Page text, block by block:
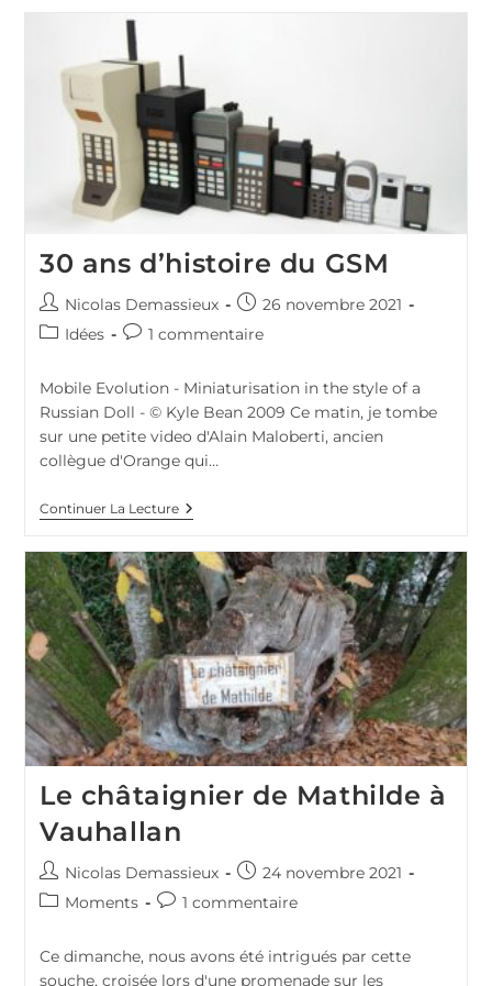
Mieux!
30 ans d’histoire du GSM
Auteur/autrice
de
Nicolas Demassieux
Publication
publiée :
26 novembre 2021
PostIdées
Commentaires
la
publication :
1 commentaire
Mobile Evolution - Miniaturisation in the style of a
Russian Doll - © Kyle Bean 2009 Ce matin, je tombe
sur une petite video d'Alain Maloberti, ancien
collègue d'Orange qui…
Continuer La Lecture30
Ans
Du
GSM
Le châtaignier de Mathilde à
Vauhallan
Auteur/autrice
de
Nicolas Demassieux
Publication
publiée :
24 novembre 2021
PostMoments
Commentaires
publication :
1 commentaire
Ce dimanche, nous avons été intrigués par cette
souche, croisée lors d'une promenade sur les